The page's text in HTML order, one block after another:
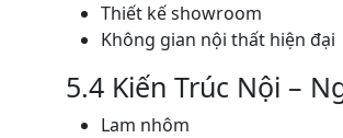
Thiết kế showroom
Không gian nội thất hiện đại
5.4 Kiến Trúc Nội –
Lam nhôm